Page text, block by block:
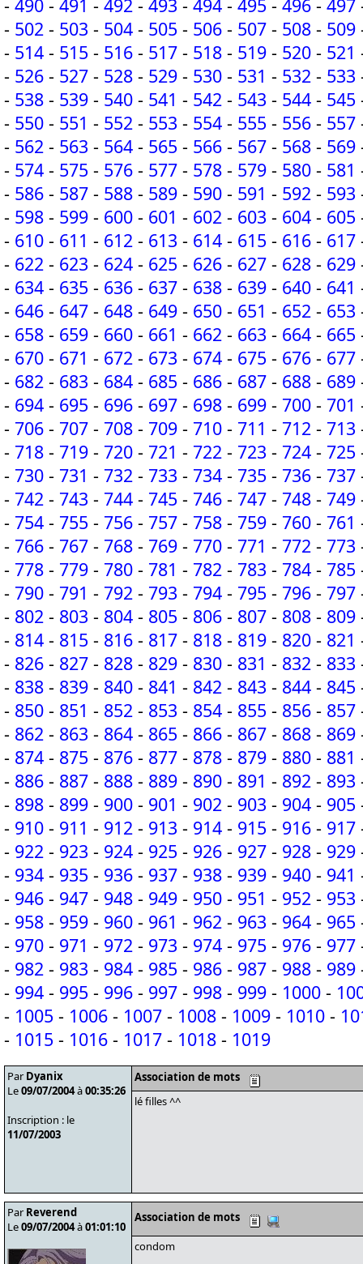
- 490 - 491 - 492 - 493 - 494 - 495 - 496 - 497
- 502 - 503 - 504 - 505 - 506 - 507 - 508 - 509
- 514 - 515 - 516 - 517 - 518 - 519 - 520 - 521
- 526 - 527 - 528 - 529 - 530 - 531 - 532 - 533
- 538 - 539 - 540 - 541 - 542 - 543 - 544 - 545
- 550 - 551 - 552 - 553 - 554 - 555 - 556 - 557
- 562 - 563 - 564 - 565 - 566 - 567 - 568 - 569
- 574 - 575 - 576 - 577 - 578 - 579 - 580 - 581
- 586 - 587 - 588 - 589 - 590 - 591 - 592 - 593
- 598 - 599 - 600 - 601 - 602 - 603 - 604 - 605
- 610 - 611 - 612 - 613 - 614 - 615 - 616 - 617
- 622 - 623 - 624 - 625 - 626 - 627 - 628 - 629
- 634 - 635 - 636 - 637 - 638 - 639 - 640 - 641
- 646 - 647 - 648 - 649 - 650 - 651 - 652 - 653
- 658 - 659 - 660 - 661 - 662 - 663 - 664 - 665
- 670 - 671 - 672 - 673 - 674 - 675 - 676 - 677
- 682 - 683 - 684 - 685 - 686 - 687 - 688 - 689
- 694 - 695 - 696 - 697 - 698 - 699 - 700 - 701
- 706 - 707 - 708 - 709 - 710 - 711 - 712 - 713
- 718 - 719 - 720 - 721 - 722 - 723 - 724 - 725
- 730 - 731 - 732 - 733 - 734 - 735 - 736 - 737
- 742 - 743 - 744 - 745 - 746 - 747 - 748 - 749
- 754 - 755 - 756 - 757 - 758 - 759 - 760 - 761
- 766 - 767 - 768 - 769 - 770 - 771 - 772 - 773
- 778 - 779 - 780 - 781 - 782 - 783 - 784 - 785
- 790 - 791 - 792 - 793 - 794 - 795 - 796 - 797
- 802 - 803 - 804 - 805 - 806 - 807 - 808 - 809
- 814 - 815 - 816 - 817 - 818 - 819 - 820 - 821
- 826 - 827 - 828 - 829 - 830 - 831 - 832 - 833
- 838 - 839 - 840 - 841 - 842 - 843 - 844 - 845
- 850 - 851 - 852 - 853 - 854 - 855 - 856 - 857
- 862 - 863 - 864 - 865 - 866 - 867 - 868 - 869
- 874 - 875 - 876 - 877 - 878 - 879 - 880 - 881
- 886 - 887 - 888 - 889 - 890 - 891 - 892 - 893
- 898 - 899 - 900 - 901 - 902 - 903 - 904 - 905
- 910 - 911 - 912 - 913 - 914 - 915 - 916 - 917
- 922 - 923 - 924 - 925 - 926 - 927 - 928 - 929
- 934 - 935 - 936 - 937 - 938 - 939 - 940 - 941
- 946 - 947 - 948 - 949 - 950 - 951 - 952 - 953
- 958 - 959 - 960 - 961 - 962 - 963 - 964 - 965
- 970 - 971 - 972 - 973 - 974 - 975 - 976 - 977
- 982 - 983 - 984 - 985 - 986 - 987 - 988 - 989
- 994 - 995 - 996 - 997 - 998 - 999 - 1000 -
- 1005 - 1006 - 1007 - 1008 - 1009 - 1010 -
- 1015 - 1016 - 1017 - 1018 - 1019
Par Dyanix
Le09/07/2004à00:35:26
Inscription : le
11/07/2003
Association de mots
lé filles ^^
Par Reverend
Le09/07/2004à01:01:10
Association de mots
condom